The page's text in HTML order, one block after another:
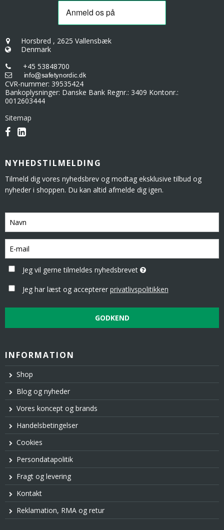
Horsbred , 2625 Vallensbæk
Denmark
+45 53848700
CVR-nummer: 39535424
Bankoplysninger: Danske Bank Regnr.: 3409 Kontonr.:
0012603444
Sitemap
NYHEDSTILMELDING
Tilmeld dig vores nyhedsbrev og modtag eksklusive tilbud og
nyheder i shoppen. Du kan altid afmelde dig igen.
Jeg vil gerne tilmeldes nyhedsbrevet
Jeg har læst og accepterer privatlivspolitikken
GODKEND
INFORMATION
Shop
Blog og nyheder
Vores koncept og brands
Handelsbetingelser
Cookies
Persondatapolitik
Fragt og levering
Kontakt
Reklamation, RMA og retur